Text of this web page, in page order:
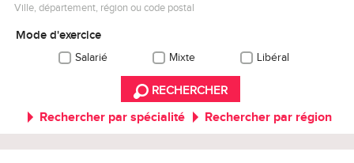
Ville, département, région ou code postal
Mode d'exercice
Salarié Mixte Libéral
RECHERCHER
Rechercher par spécialité Rechercher par région